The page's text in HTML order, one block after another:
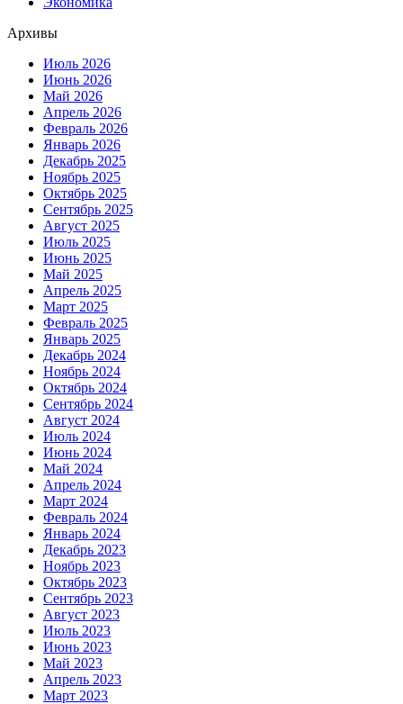
Архивы
Июль 2026
Июнь 2026
Май 2026
Апрель 2026
Февраль 2026
Январь 2026
Декабрь 2025
Ноябрь 2025
Октябрь 2025
Сентябрь 2025
Август 2025
Июль 2025
Июнь 2025
Май 2025
Апрель 2025
Март 2025
Февраль 2025
Январь 2025
Декабрь 2024
Ноябрь 2024
Октябрь 2024
Сентябрь 2024
Август 2024
Июль 2024
Июнь 2024
Май 2024
Апрель 2024
Март 2024
Февраль 2024
Январь 2024
Декабрь 2023
Ноябрь 2023
Октябрь 2023
Сентябрь 2023
Август 2023
Июль 2023
Июнь 2023
Май 2023
Апрель 2023
Март 2023